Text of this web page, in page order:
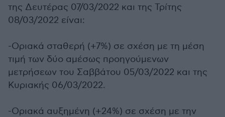
της Δευτέρας 07/03/2022 και της Τρίτης
08/03/2022 είναι:
-Οριακά σταθερή (+7%) σε σχέση με τη μέση
τιμή των δύο αμέσως προηγούμενων
μετρήσεων του Σαββάτου 05/03/2022 και της
Κυριακής 06/03/2022.
-Οριακά αυξημένη (+24%) σε σχέση με την